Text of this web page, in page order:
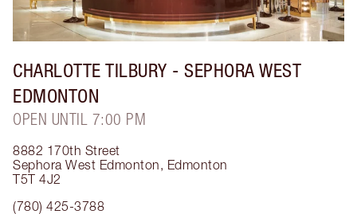
CHARLOTTE TILBURY - SEPHORA WEST
EDMONTON
OPEN UNTIL 7:00 PM
8882 170th Street
Sephora West Edmonton, Edmonton
T5T 4J2
(780) 425-3788